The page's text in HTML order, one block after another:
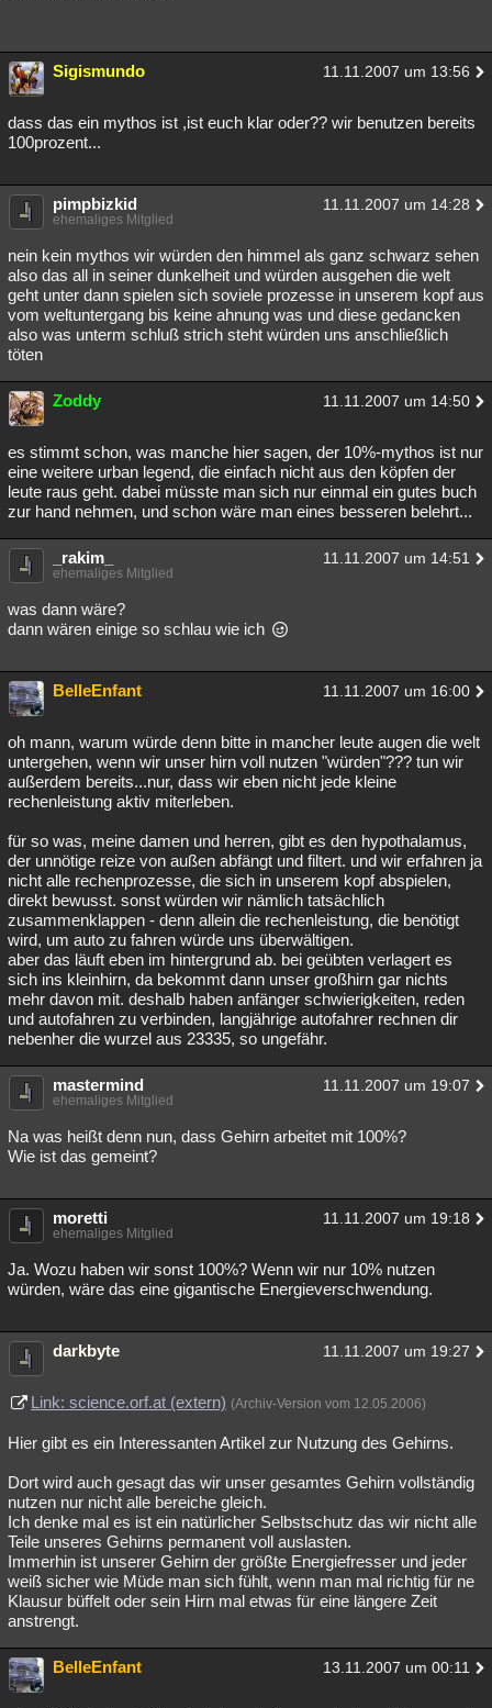
Sigismundo 11.11.2007 um 13:56
dass das ein mythos ist ,ist euch klar oder?? wir benutzen bereits
100prozent...
pimpbizkid 11.11.2007 um 14:28
ehemaliges Mitglied
nein kein mythos wir würden den himmel als ganz schwarz sehen
also das all in seiner dunkelheit und würden ausgehen die welt
geht unter dann spielen sich soviele prozesse in unserem kopf aus
vom weltuntergang bis keine ahnung was und diese gedancken
also was unterm schluß strich steht würden uns anschließlich
töten
Zoddy 11.11.2007 um 14:50
es stimmt schon, was manche hier sagen, der 10%-mythos ist nur
eine weitere urban legend, die einfach nicht aus den köpfen der
leute raus geht. dabei müsste man sich nur einmal ein gutes buch
zur hand nehmen, und schon wäre man eines besseren belehrt...
_rakim_ 11.11.2007 um 14:51
ehemaliges Mitglied
was dann wäre?
dann wären einige so schlau wie ich
BelleEnfant 11.11.2007 um 16:00
oh mann, warum würde denn bitte in mancher leute augen die welt
untergehen, wenn wir unser hirn voll nutzen "würden"??? tun wir
außerdem bereits...nur, dass wir eben nicht jede kleine
rechenleistung aktiv miterleben.
für so was, meine damen und herren, gibt es den hypothalamus,
der unnötige reize von außen abfängt und filtert. und wir erfahren ja
nicht alle rechenprozesse, die sich in unserem kopf abspielen,
direkt bewusst. sonst würden wir nämlich tatsächlich
zusammenklappen - denn allein die rechenleistung, die benötigt
wird, um auto zu fahren würde uns überwältigen.
aber das läuft eben im hintergrund ab. bei geübten verlagert es
sich ins kleinhirn, da bekommt dann unser großhirn gar nichts
mehr davon mit. deshalb haben anfänger schwierigkeiten, reden
und autofahren zu verbinden, langjährige autofahrer rechnen dir
nebenher die wurzel aus 23335, so ungefähr.
mastermind 11.11.2007 um 19:07
ehemaliges Mitglied
Na was heißt denn nun, dass Gehirn arbeitet mit 100%?
Wie ist das gemeint?
moretti 11.11.2007 um 19:18
ehemaliges Mitglied
Ja. Wozu haben wir sonst 100%? Wenn wir nur 10% nutzen
würden, wäre das eine gigantische Energieverschwendung.
darkbyte 11.11.2007 um 19:27
Link: science.orf.at (extern) (Archiv-Version vom 12.05.2006)
Hier gibt es ein Interessanten Artikel zur Nutzung des Gehirns.
Dort wird auch gesagt das wir unser gesamtes Gehirn vollständig
nutzen nur nicht alle bereiche gleich.
Ich denke mal es ist ein natürlicher Selbstschutz das wir nicht alle
Teile unseres Gehirns permanent voll auslasten.
Immerhin ist unserer Gehirn der größte Energiefresser und jeder
weiß sicher wie Müde man sich fühlt, wenn man mal richtig für ne
Klausur büffelt oder sein Hirn mal etwas für eine längere Zeit
anstrengt.
BelleEnfant 13.11.2007 um 00:11